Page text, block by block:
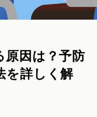
原因は？予防
を詳しく解